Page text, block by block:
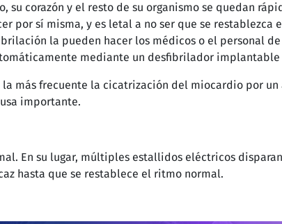
su corazón y el resto de su organismo se quedan
por sí misma, y es letal a no ser que se
la pueden hacer los médicos o el personal
mediante un desfibrilador implantable
la más frecuente la cicatrización del miocardio por
importante.
En su lugar, múltiples estallidos eléctricos
hasta que se restablece el ritmo normal.